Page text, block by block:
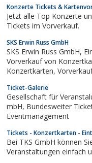
Konzerte Tickets &
Jetzt alle Top Konzerte
Tickets im Vorverkauf.
SKS Erwin Russ GmbH
SKS Erwin Russ GmbH, Eintrittskarten, Vorverkauf Konzertkarten,
Vorverkauf von Konzertkarten, TicketsEintrittskarten,
Ticket-Galerie
Gesellschaft für
mbH, Bundesweiter Ticketvertrieb und Dienstleistungen im
Eventmanagement
Tickets - Konzertkarten -
Bei TKS GmbH können
Veranstaltungen einfach